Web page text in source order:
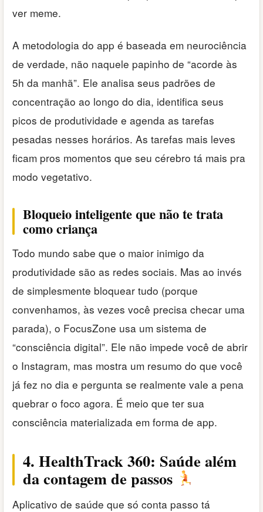
ver meme.
A metodologia do app é baseada em neurociência
de verdade, não naquele papinho de “acorde às
5h da manhã”. Ele analisa seus padrões de
concentração ao longo do dia, identifica seus
picos de produtividade e agenda as tarefas
pesadas nesses horários. As tarefas mais leves
ficam pros momentos que seu cérebro tá mais pra
modo vegetativo.
Bloqueio inteligente que não te trata
como criança
Todo mundo sabe que o maior inimigo da
produtividade são as redes sociais. Mas ao invés
de simplesmente bloquear tudo (porque
convenhamos, às vezes você precisa checar uma
parada), o FocusZone usa um sistema de
“consciência digital”. Ele não impede você de abrir
o Instagram, mas mostra um resumo do que você
já fez no dia e pergunta se realmente vale a pena
quebrar o foco agora. É meio que ter sua
consciência materializada em forma de app.
4. HealthTrack 360: Saúde além
da contagem de passos
Aplicativo de saúde que só conta passo tá